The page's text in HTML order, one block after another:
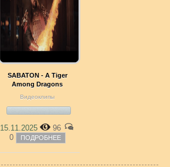
SABATON - A Tiger
Among Dragons
Видеоклипы
15.11.2025
96
0
ПОДРОБНЕЕ